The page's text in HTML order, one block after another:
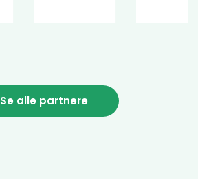
Se alle partnere